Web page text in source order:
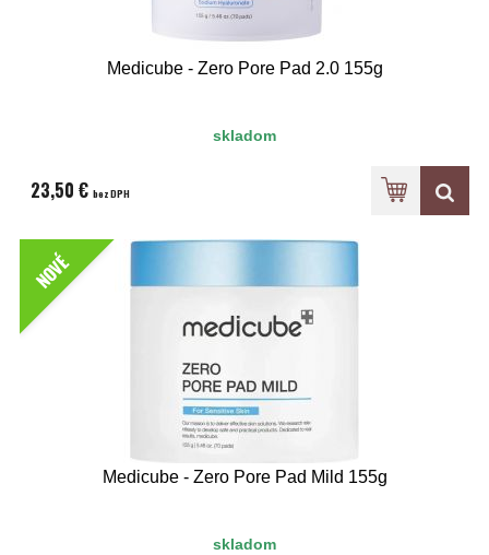
Medicube - Zero Pore Pad 2.0 155g
skladom
23,50 € bez DPH
NOVÉ
Medicube - Zero Pore Pad Mild 155g
skladom